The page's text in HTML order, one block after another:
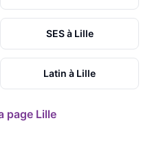
SESà Lille
Latin à Lille
page Lille